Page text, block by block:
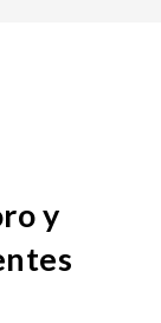
y